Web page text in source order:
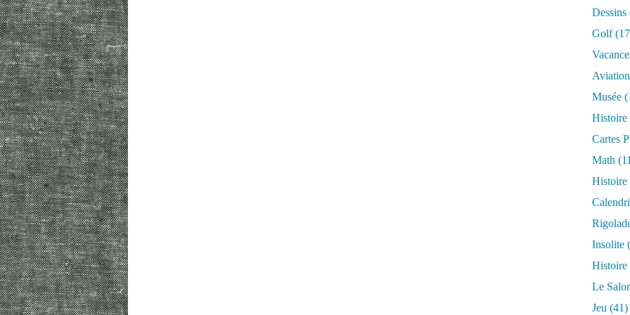
Dessins
Golf
Aviation
Musée
Histoire
Cartes
Math
Histoire
Insolite
Histoire
Le
Jeu (41)